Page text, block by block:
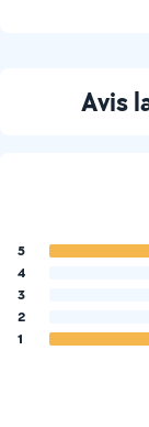
Avis
5
4
3
2
1